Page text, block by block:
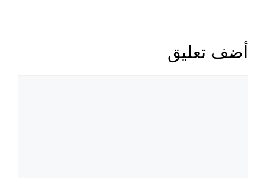
أضف تعليق